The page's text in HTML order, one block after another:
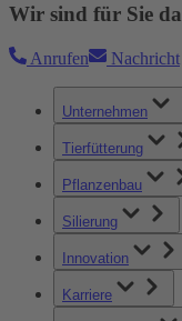
Wir sind für Sie da
Anrufen Nachricht
Unternehmen
Tierfütterung
Pflanzenbau
Silierung
Innovation
Karriere